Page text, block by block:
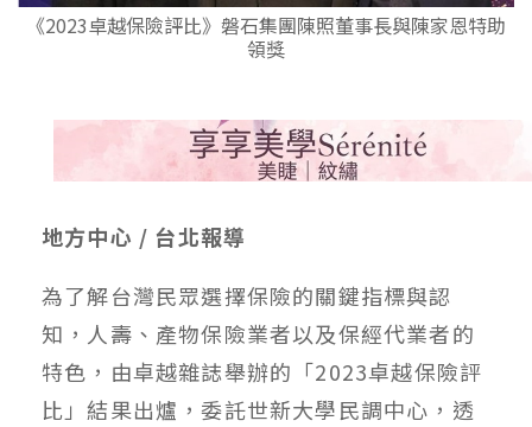
《2023卓越保險評比》磐石集團陳照董事長與陳家恩特助
領獎
地方中心 / 台北報導
為了解台灣民眾選擇保險的關鍵指標與認
知，人壽、產物保險業者以及保經代業者的
特色，由卓越雜誌舉辦的「2023卓越保險評
比」結果出爐，委託世新大學民調中心，透